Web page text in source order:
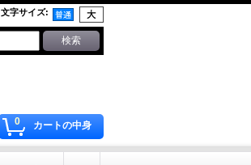
文字サイズ:
0 カートの中身